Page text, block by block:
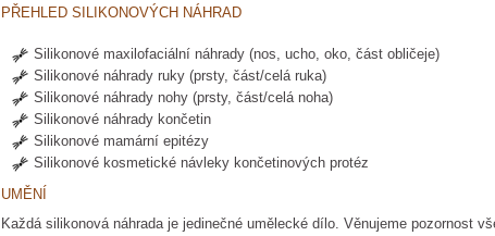
PŘEHLED SILIKONOVÝCH NÁHRAD
Silikonové maxilofaciální náhrady (nos, ucho, oko, část obličeje)
Silikonové náhrady ruky (prsty, část/celá ruka)
Silikonové náhrady nohy (prsty, část/celá noha)
Silikonové náhrady končetin
Silikonové mamární epitézy
Silikonové kosmetické návleky končetinových protéz
UMĚNÍ
Každá silikonová náhrada je jedinečné umělecké dílo. Věnujeme pozornost